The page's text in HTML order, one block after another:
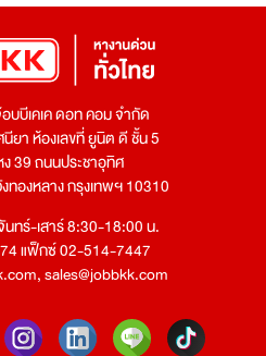
บบีเคเค ดอท คอม จำกัด
ยา ห้องเลขที่ ยูนิต ดี ชั้น 5
39 ถนนประชาอุทิศ
ทองหลาง กรุงเทพฯ 10310
ทร์-เสาร์ 8:30-18:00 น.
แฟ็กซ์ 02-514-7447
,sales@jobbkk.com